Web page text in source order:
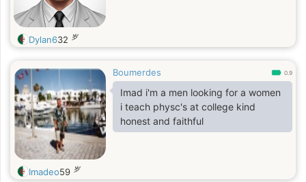
Dylan632 岁
Boumerdes 0.9
Imad i'm a men looking for a women
i teach physc's at college kind
honest and faithful
Imadeo59 岁